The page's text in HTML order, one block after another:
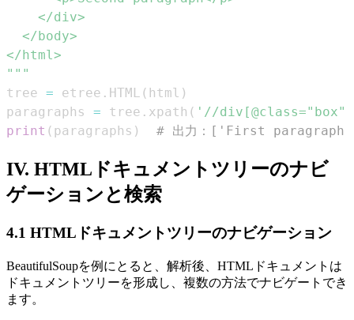
"""
tree = etree . HTML ( html )
paragraphs = tree . xpath ( '//
print ( paragraphs ) # 出力：['First
IV. HTMLドキュメントツリーのナビ
ゲーションと検索
4.1 HTMLドキュメントツリーのナビゲーション
BeautifulSoupを例にとると、解析後、HTMLドキュメントは
ドキュメントツリーを形成し、複数の方法でナビゲートでき
ます。